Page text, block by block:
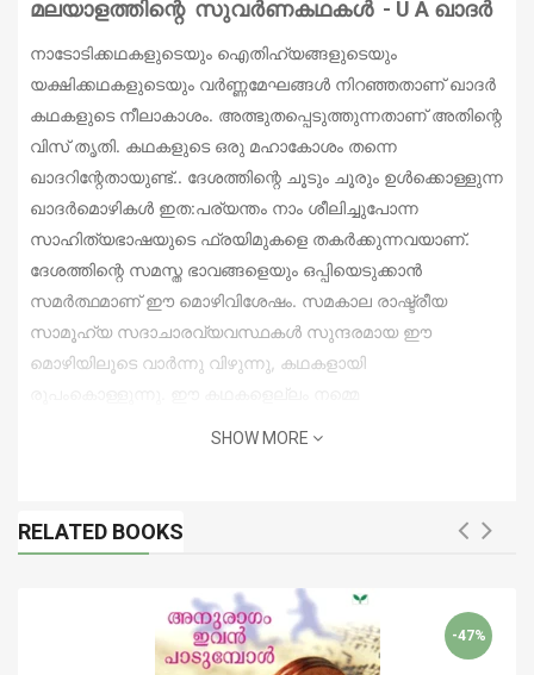
മലയാളത്തിന്റെ സുവർണകഥകൾ - U A ഖാദർ
നാടോടിക്കഥകളുടെയും ഐതിഹ്യങ്ങളുടെയും
യക്ഷിക്കഥകളുടെയും വര്‍ണ്ണമേഘങ്ങള്‍ നിറഞ്ഞതാണ് ഖാദര്‍
കഥകളുടെ നീലാകാശം. അത്ഭുതപ്പെടുത്തുന്നതാണ് അതിന്റെ
വിസ് തൃതി. കഥകളുടെ ഒരു മഹാകോശം തന്നെ
ഖാദറിന്റേതായുണ്ട്.. ദേശത്തിന്റെ ചൂടും ചൂരും ഉള്‍ക്കൊള്ളുന്ന
ഖാദര്‍മൊഴികള്‍ ഇത:പര്യന്തം നാം ശീലിച്ചുപോന്ന
സാഹിത്യഭാഷയുടെ ഫ്രയിമുകളെ തകര്‍ക്കുന്നവയാണ്.
ദേശത്തിന്റെ സമസ്ത ഭാവങ്ങളെയും ഒപ്പിയെടുക്കാന്‍
സമര്‍ത്ഥമാണ് ഈ മൊഴിവിശേഷം. സമകാല രാഷ്ട്രീയ
സാമൂഹ്യ സദാചാരവ്യവസ്ഥകള്‍ സുന്ദരമായ ഈ
മൊഴിയിലൂടെ വാര്‍ന്നു വിഴുന്നു, കഥകളായി
SHOW MORE
RELATED BOOKS
-47%